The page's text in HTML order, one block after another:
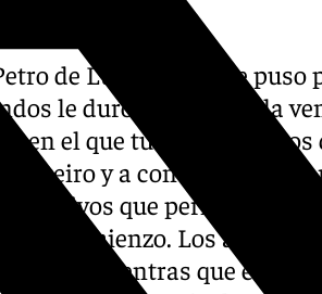
de Luanda, que se puso
le duró la alegría y la
en el que tuvo más puntos
Barreiro y a continuación
que permitieron a
el comienzo. Los
cuarto, mientras que el